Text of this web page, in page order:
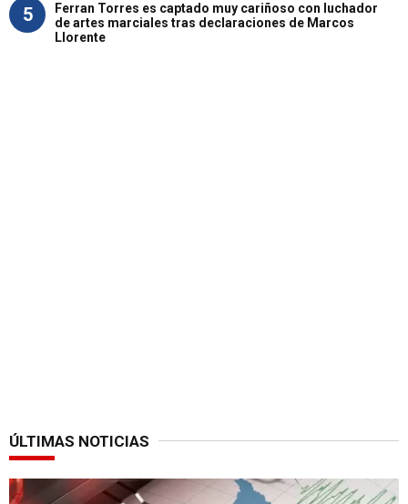
5
Ferran Torres es captado muy cariñoso con luchador
de artes marciales tras declaraciones de Marcos
Llorente
ÚLTIMAS NOTICIAS